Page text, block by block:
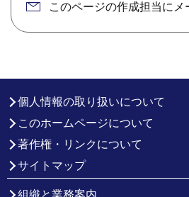
このページの作成担当にメ
個人情報の取り扱いについて
このホームページについて
著作権・リンクについて
サイトマップ